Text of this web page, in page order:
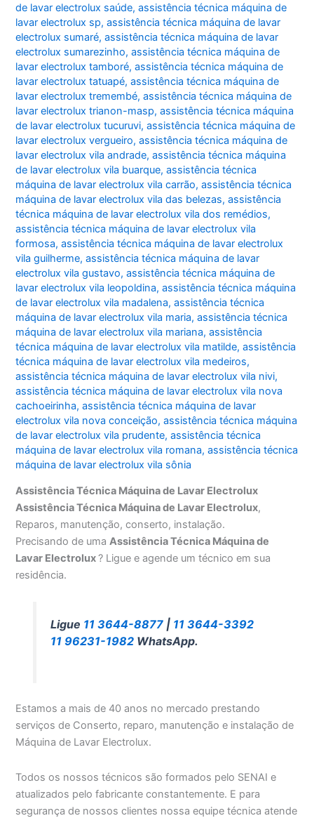
de lavar electrolux saúde,assistência técnica máquina de
lavar electrolux sp,assistência técnica máquina de lavar
electrolux sumaré,assistência técnica máquina de lavar
electrolux sumarezinho,assistência técnica máquina de
lavar electrolux tamboré,assistência técnica máquina de
lavar electrolux tatuapé,assistência técnica máquina de
lavar electrolux tremembé,assistência técnica máquina de
lavar electrolux trianon-masp,assistência técnica máquina
de lavar electrolux tucuruvi,assistência técnica máquina de
lavar electrolux vergueiro,assistência técnica máquina de
lavar electrolux vila andrade,assistência técnica máquina
de lavar electrolux vila buarque,assistência técnica
máquina de lavar electrolux vila carrão,assistência técnica
máquina de lavar electrolux vila das belezas,assistência
técnica máquina de lavar electrolux vila dos remédios,
assistência técnica máquina de lavar electrolux vila
formosa,assistência técnica máquina de lavar electrolux
vila guilherme,assistência técnica máquina de lavar
electrolux vila gustavo,assistência técnica máquina de
lavar electrolux vila leopoldina,assistência técnica máquina
de lavar electrolux vila madalena,assistência técnica
máquina de lavar electrolux vila maria,assistência técnica
máquina de lavar electrolux vila mariana,assistência
técnica máquina de lavar electrolux vila matilde,assistência
técnica máquina de lavar electrolux vila medeiros,
assistência técnica máquina de lavar electrolux vila nivi,
assistência técnica máquina de lavar electrolux vila nova
cachoeirinha,assistência técnica máquina de lavar
electrolux vila nova conceição,assistência técnica máquina
de lavar electrolux vila prudente,assistência técnica
máquina de lavar electrolux vila romana,assistência técnica
máquina de lavar electrolux vila sônia
Assistência Técnica Máquina de Lavar Electrolux
Assistência Técnica Máquina de Lavar Electrolux,
Reparos, manutenção, conserto, instalação.
Precisando de umaAssistência Técnica Máquina de
Lavar Electrolux? Ligue e agende um técnico em sua
residência.
Ligue 11 3644-8877| 11 3644-3392
11 96231-1982WhatsApp.
Estamos a mais de 40 anos no mercado prestando
serviços de Conserto, reparo, manutenção e instalação de
Máquina de Lavar Electrolux.
Todos os nossos técnicos são formados pelo SENAI e
atualizados pelo fabricante constantemente. E para
segurança de nossos clientes nossa equipe técnica atende